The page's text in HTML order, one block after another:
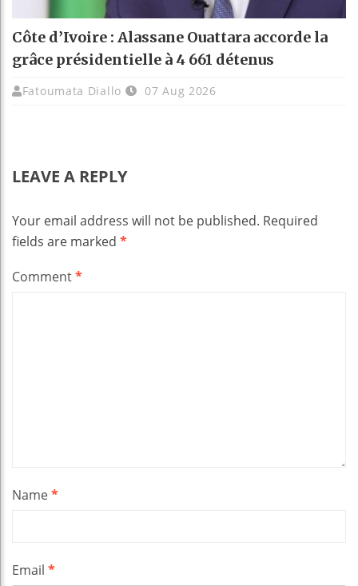
Côte d’Ivoire : Alassane Ouattara accorde la
grâce présidentielle à 4 661 détenus
Fatoumata Diallo 07 Aug 2026
LEAVE A REPLY
Your email address will not be published. Required
fields are marked *
Comment*
Name*
Email *